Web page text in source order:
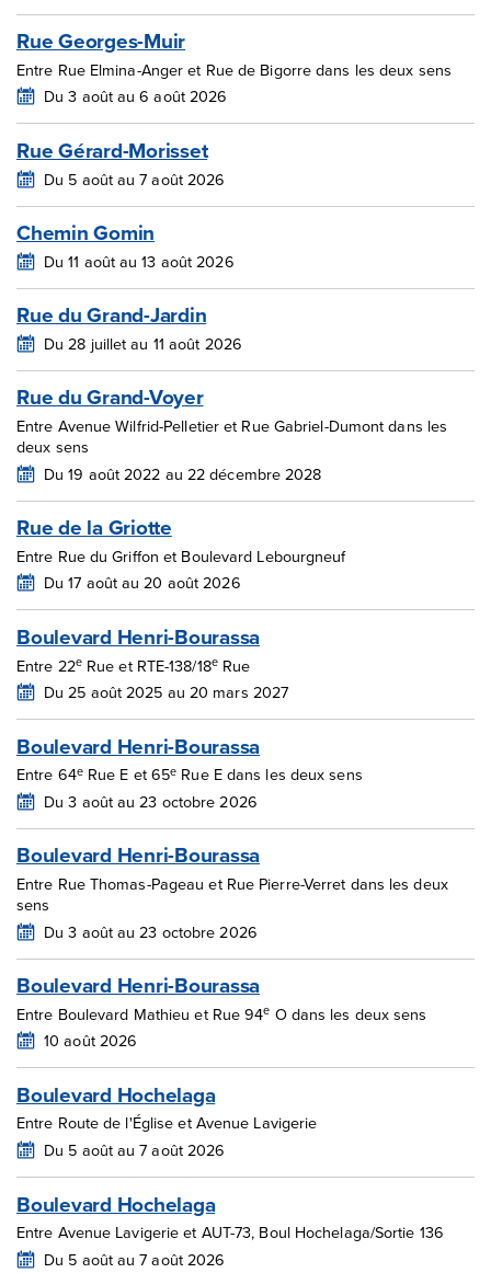
Rue Georges-Muir
Entre Rue Elmina-Anger et Rue de Bigorre dans les deux sens
Du 3 août au 6 août 2026
Rue Gérard-Morisset
Du 5 août au 7 août 2026
Chemin Gomin
Du 11 août au 13 août 2026
Rue du Grand-Jardin
Du 28 juillet au 11 août 2026
Rue du Grand-Voyer
Entre Avenue Wilfrid-Pelletier et Rue Gabriel-Dumont dans les
deux sens
Du 19 août 2022 au 22 décembre 2028
Rue de la Griotte
Entre Rue du Griffon et Boulevard Lebourgneuf
Du 17 août au 20 août 2026
Boulevard Henri-Bourassa
Entre 22eRue et RTE-138/18eRue
Du 25 août 2025 au 20 mars 2027
Boulevard Henri-Bourassa
Entre 64eRue E et 65e Rue E dans les deux sens
Du 3 août au 23 octobre 2026
Boulevard Henri-Bourassa
Entre Rue Thomas-Pageau et Rue Pierre-Verret dans les deux
sens
Du 3 août au 23 octobre 2026
Boulevard Henri-Bourassa
Entre Boulevard Mathieu et Rue 94e O dans les deux sens
10 août 2026
Boulevard Hochelaga
Entre Route de l'Église et Avenue Lavigerie
Du 5 août au 7 août 2026
Boulevard Hochelaga
Entre Avenue Lavigerie et AUT-73, Boul Hochelaga/Sortie 136
Du 5 août au 7 août 2026